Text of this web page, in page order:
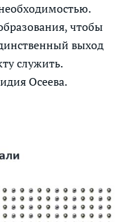
чтобы
выход
служить.
Осеева.